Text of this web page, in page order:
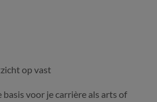
op vast
basis voor je carrière als arts of